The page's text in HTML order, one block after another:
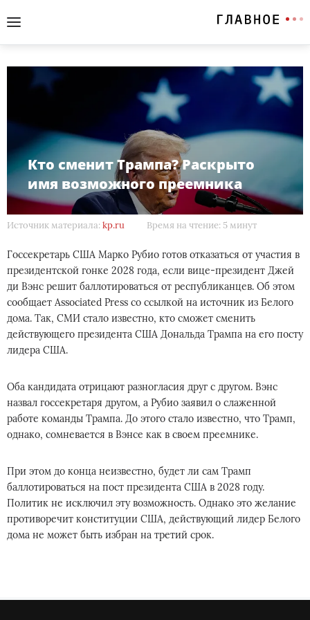
Кто сменит Трампа? Раскрыто
имя возможного преемника
Источник материала: kp.ru Время на чтение: 5 минут
Госсекретарь США Марко Рубио готов отказаться от участия в
президентской гонке 2028 года, если вице-президент Джей
ди Вэнс решит баллотироваться от республиканцев. Об этом
сообщает Associated Press со ссылкой на источник из Белого
дома. Так, СМИ стало известно, кто сможет сменить
действующего президента США Дональда Трампа на его посту
лидера США.
Оба кандидата отрицают разногласия друг с другом. Вэнс
назвал госсекретаря другом, а Рубио заявил о слаженной
работе команды Трампа. До этого стало известно, что Трамп,
однако, сомневается в Вэнсе как в своем преемнике.
При этом до конца неизвестно, будет ли сам Трамп
баллотироваться на пост президента США в 2028 году.
Политик не исключил эту возможность. Однако это желание
противоречит конституции США, действующий лидер Белого
дома не может быть избран на третий срок.